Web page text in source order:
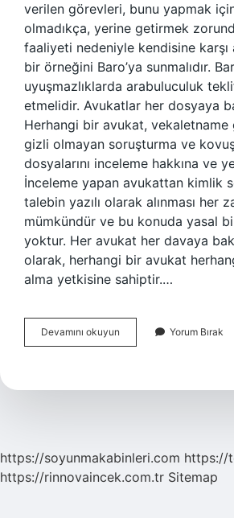
verilen görevleri, bunu yapmak
olmadıkça, yerine getirmek
faaliyeti nedeniyle kendisine karşı
bir örneğini Baro’ya sunmalıdır.
uyuşmazlıklarda arabuluculuk
etmelidir. Avukatlar her dosyaya
Herhangi bir avukat, vekaletname
gizli olmayan soruşturma ve
dosyalarını inceleme hakkına ve
İnceleme yapan avukattan kimlik
talebin yazılı olarak alınması her
mümkündür ve bu konuda yasal
yoktur. Her avukat her davaya
olarak, herhangi bir avukat
alma yetkisine sahiptir.…
Devamını okuyun
Her
Zorunda
Yorum Bırak
https://soyunmakabinleri.com https://
https://rinnovaincek.com.tr Sitemap